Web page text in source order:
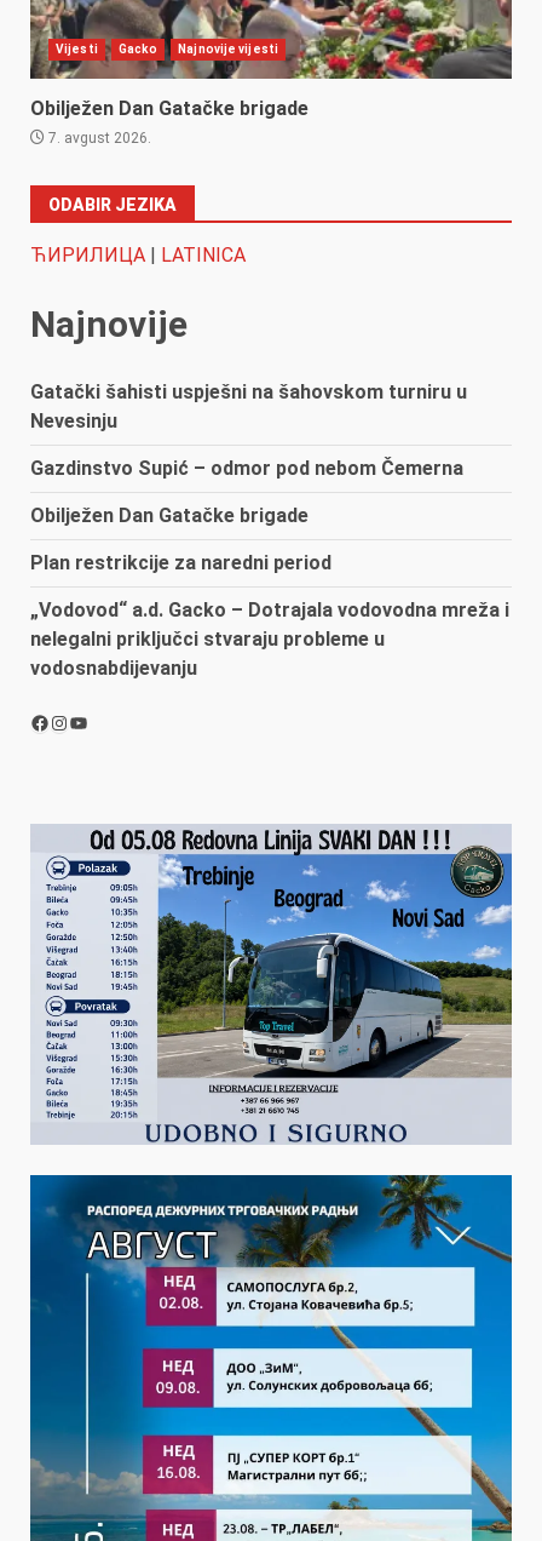
Vijesti Gacko Najnovije vijesti
Obilježen Dan Gatačke brigade
7. avgust 2026.
ODABIR JEZIKA
ЋИРИЛИЦА | LATINICA
Najnovije
Gatački šahisti uspješni na šahovskom turniru u
Nevesinju
Gazdinstvo Supić – odmor pod nebom Čemerna
Obilježen Dan Gatačke brigade
Plan restrikcije za naredni period
„Vodovod“ a.d. Gacko – Dotrajala vodovodna mreža i
nelegalni priključci stvaraju probleme u
vodosnabdijevanju
Facebook
Instagram
YouTube